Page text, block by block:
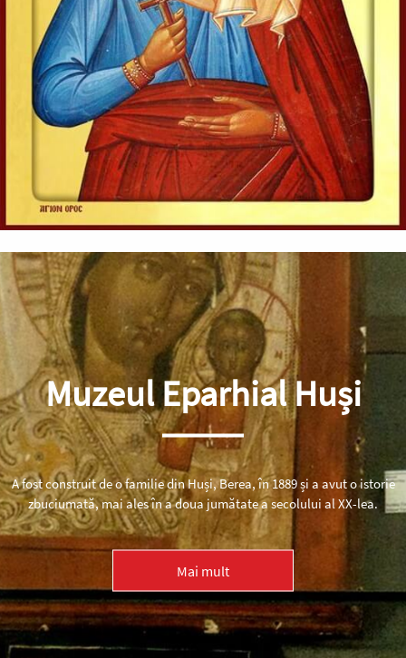
Muzeul Eparhial Huși
A fost construit de o familie din Huși, Berea, în 1889 și a avut o istorie
zbuciumată, mai ales în a doua jumătate a secolului al XX-lea.
Mai mult